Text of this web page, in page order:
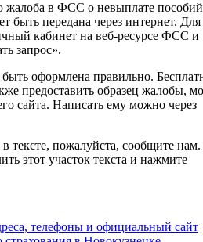
жалоба в ФСС о невыплате
быть передана через интернет. Для
кабинет на веб-ресурсе ФСС и
запрос».
оформлена правильно.
предоставить образец жалобы,
сайта. Написать ему можно через
пожалуйста, сообщите
этот участок текста и нажмите
телефоны и официальный сайт